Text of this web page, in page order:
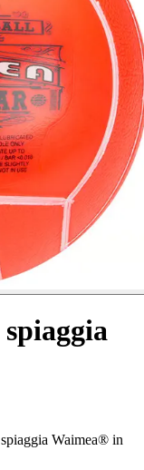
Waimea® in